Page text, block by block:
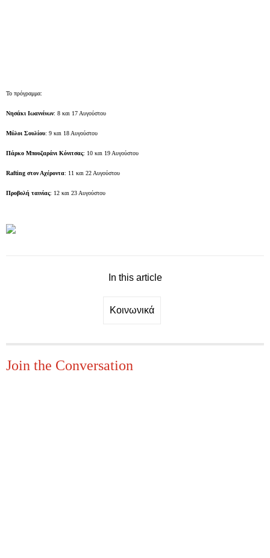
Το πρόγραμμα:
Νησάκι Ιωαννίνων: 8 και 17 Αυγούστου
Μύλοι Σουλίου: 9 και 18 Αυγούστου
Πάρκο Μπουζαράνι Κόνιτσας: 10 και 19 Αυγούστου
Rafting στον Αχέροντα: 11 και 22 Αυγούστου
Προβολή ταινίας: 12 και 23 Αυγούστου
In this article
Κοινωνικά
Join the Conversation